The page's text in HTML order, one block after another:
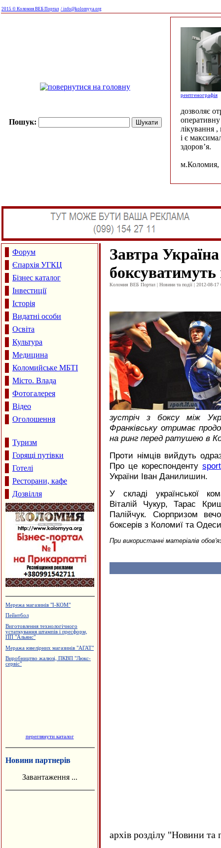
2015 © Коломия ВЕБ Портал / info@kolomyya.org
Пошук:
рентгенографія
дозволяє
лікування ,
і є
здоров’я.
м.Коломия,
Форум
Єпархія УГКЦ
Бізнес каталог
Інвестиції
Історія
Видатні особи
Освіта
Культура
Медицина
Коломийське МБТІ
Місто. Влада
Фотогалерея
Відео
Оголошення
Туризм
Горящі путівки
Готелі
Ресторани, кафе
Дозвілля
Лікувально-діагностичний центр
Фірма "FTS"
Магазин "Жалюзі"
Виробництво вікон та дверей з ПВХ
Інтернет-кафе "OXY"
переглянути каталог
Новини партнерів
Завантаження ...
Завтра
Коломия ВЕБ Портал | Новини та події | 2012-08-17
зустріч з боксу між
Франківську отримає
на ринг перед ратушею в
Проти німців вийдуть
Про це кореспонденту
України Іван Данилишин.
У складі української
Віталій Чукур, Тарас
Палійчук. Сюрпризом
боксерів з Коломиї та
При використанні матеріалів
архів розділу "Новини та